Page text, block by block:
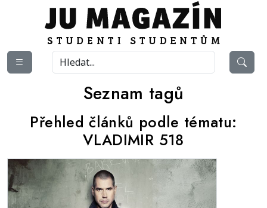
Seznam tagů
Přehled článků podle tématu:
VLADIMIR 518